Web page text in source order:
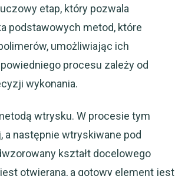
etap, który pozwala
podstawowych metod, które
umożliwiając ich
procesu zależy od
wykonania.
wtrysku. W procesie tym
następnie wtryskiwane pod
kształt docelowego
otwierana, a gotowy element jest